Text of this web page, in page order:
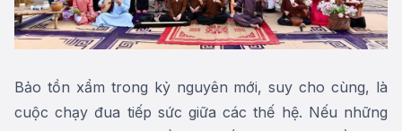
Bảo tồn xẩm trong kỷ nguyên mới, suy cho cùng, là
cuộc chạy đua tiếp sức giữa các thế hệ. Nếu những